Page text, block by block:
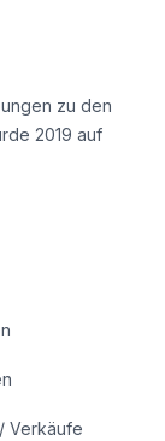
zu den
2019 auf
Verkäufe